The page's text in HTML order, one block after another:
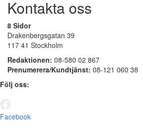
Kontakta oss
8 Sidor
Drakenbergsgatan 39
117 41 Stockholm
Redaktionen: 08-580 02 867
Prenumerera/Kundtjänst: 08-121 060 38
Följ oss:
Facebook